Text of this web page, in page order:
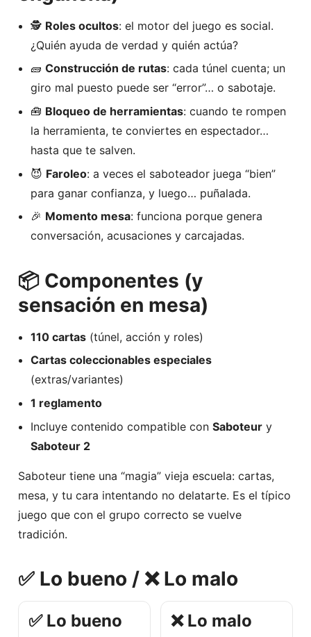
🕵️ Roles ocultos: el motor del juego es social.
¿Quién ayuda de verdad y quién actúa?
🧱 Construcción de rutas: cada túnel cuenta; un
giro mal puesto puede ser “error”… o sabotaje.
🧰 Bloqueo de herramientas: cuando te rompen
la herramienta, te conviertes en espectador…
hasta que te salven.
😈 Faroleo: a veces el saboteador juega “bien”
para ganar confianza, y luego… puñalada.
🎉 Momento mesa: funciona porque genera
conversación, acusaciones y carcajadas.
📦 Componentes (y
sensación en mesa)
110 cartas (túnel, acción y roles)
Cartas coleccionables especiales
(extras/variantes)
1 reglamento
Incluye contenido compatible con Saboteur y
Saboteur 2
Saboteur tiene una “magia” vieja escuela: cartas,
mesa, y tu cara intentando no delatarte. Es el típico
juego que con el grupo correcto se vuelve
tradición.
✅ Lo bueno / ❌ Lo malo
✅ Lo bueno ❌ Lo malo